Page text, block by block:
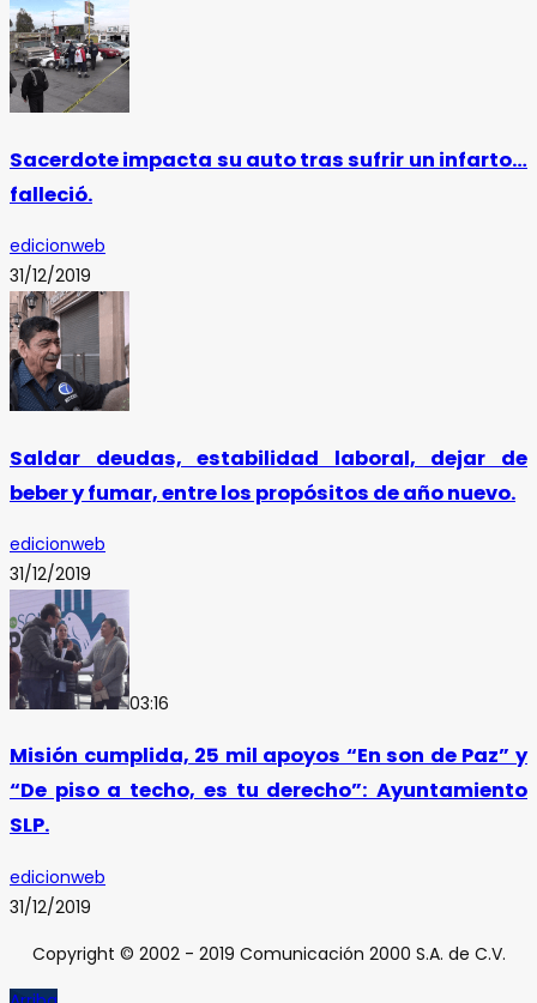
Sacerdote impacta su auto tras sufrir un infarto…
falleció.
edicionweb
31/12/2019
Saldar deudas, estabilidad laboral, dejar de
beber y fumar, entre los propósitos de año nuevo.
edicionweb
31/12/2019
03:16
Misión cumplida, 25 mil apoyos “En son de Paz” y
“De piso a techo, es tu derecho”: Ayuntamiento
SLP.
edicionweb
31/12/2019
Copyright © 2002 - 2019 Comunicación 2000 S.A. de C.V.